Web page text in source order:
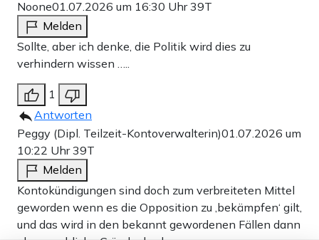
Noone01.07.2026 um 16:30 Uhr39T
Melden
Sollte, aber ich denke, die Politik wird dies zu
verhindern wissen …..
1
Antworten
Peggy (Dipl. Teilzeit-Kontoverwalterin)01.07.2026 um
10:22 Uhr39T
Melden
Kontokündigungen sind doch zum verbreiteten Mittel
geworden wenn es die Opposition zu ‚bekämpfen‘ gilt,
und das wird in den bekannt gewordenen Fällen dann